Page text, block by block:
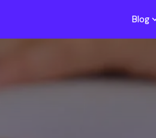
Blog